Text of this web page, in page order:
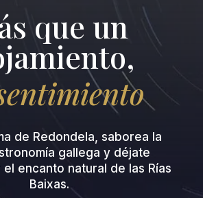
letra
que un
de Redondela, saborea la
gallega y déjate
encanto natural de las Rías
Baixas.